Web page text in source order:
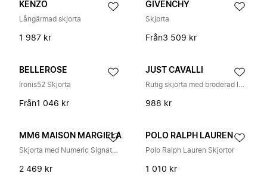
KENZO
Långärmad skjorta
1 987 kr
GIVENCHY
Skjorta
Från3 509 kr
BELLEROSE
Ironis52 Skjorta
Från1 046 kr
JUST CAVALLI
Rutig skjorta med broderad logotyp
988 kr
MM6 MAISON MARGIELA
Skjorta med Numeric Signature-tryck
2 469 kr
POLO RALPH LAUREN
Polo Ralph Lauren Skjortor
1 010 kr